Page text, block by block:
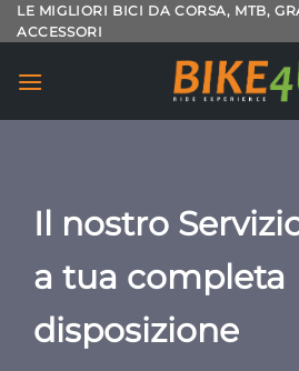
Salta
ai
LE MIGLIORI BICI DA CORSA, MTB,
ACCESSORI
Il nostro
a tua completa
disposizione